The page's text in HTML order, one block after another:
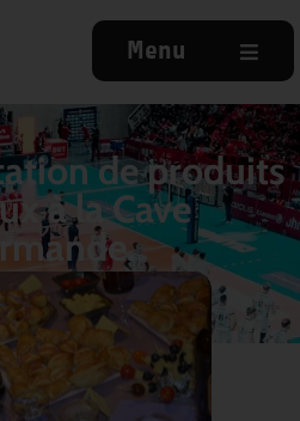
Menu
de produits
à la Cave